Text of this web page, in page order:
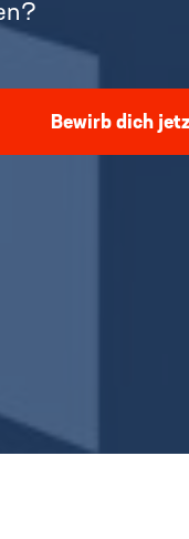
Bewirb dich